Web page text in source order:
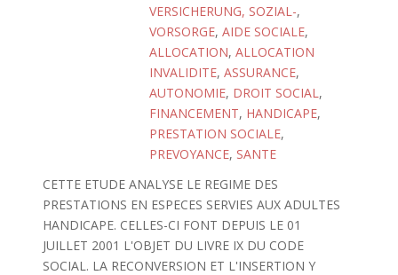
VERSICHERUNG, SOZIAL-,
VORSORGE, AIDE SOCIALE,
ALLOCATION, ALLOCATION
INVALIDITE, ASSURANCE,
AUTONOMIE, DROIT SOCIAL,
FINANCEMENT, HANDICAPE,
PRESTATION SOCIALE,
PREVOYANCE, SANTE
CETTE ETUDE ANALYSE LE REGIME DES
PRESTATIONS EN ESPECES SERVIES AUX ADULTES
HANDICAPE. CELLES-CI FONT DEPUIS LE 01
JUILLET 2001 L'OBJET DU LIVRE IX DU CODE
SOCIAL. LA RECONVERSION ET L'INSERTION Y